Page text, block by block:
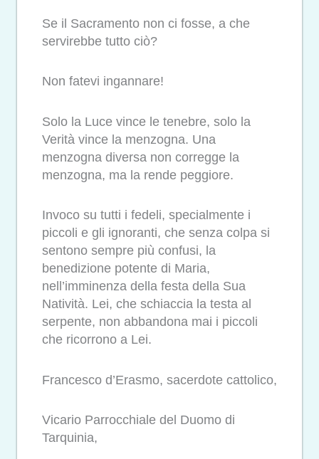
Se il Sacramento non ci fosse, a che
servirebbe tutto ciò?
Non fatevi ingannare!
Solo la Luce vince le tenebre, solo la
Verità vince la menzogna. Una
menzogna diversa non corregge la
menzogna, ma la rende peggiore.
Invoco su tutti i fedeli, specialmente i
piccoli e gli ignoranti, che senza colpa si
sentono sempre più confusi, la
benedizione potente di Maria,
nell’imminenza della festa della Sua
Natività. Lei, che schiaccia la testa al
serpente, non abbandona mai i piccoli
che ricorrono a Lei.
Francesco d’Erasmo, sacerdote cattolico,
Vicario Parrocchiale del Duomo di
Tarquinia,